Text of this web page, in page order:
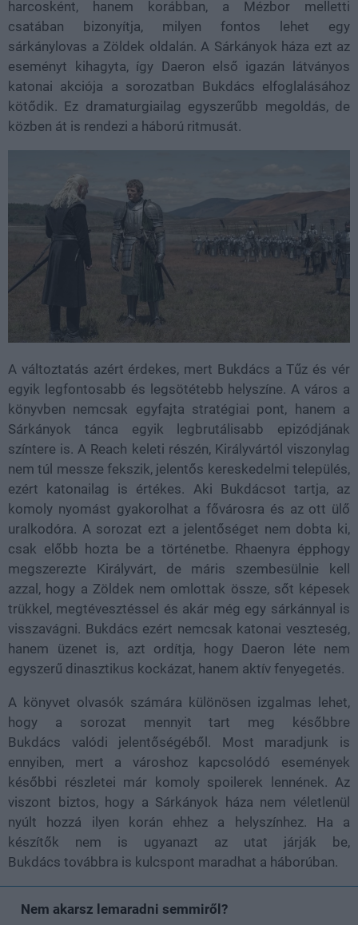
harcosként, hanem korábban, a Mézbor melletti
csatában bizonyítja, milyen fontos lehet egy
sárkánylovas a Zöldek oldalán. A Sárkányok háza ezt az
eseményt kihagyta, így Daeron első igazán látványos
katonai akciója a sorozatban Bukdács elfoglalásához
kötődik. Ez dramaturgiailag egyszerűbb megoldás, de
közben át is rendezi a háború ritmusát.
A változtatás azért érdekes, mert Bukdács a Tűz és vér
egyik legfontosabb és legsötétebb helyszíne. A város a
könyvben nemcsak egyfajta stratégiai pont, hanem a
Sárkányok tánca egyik legbrutálisabb epizódjának
színtere is. A Reach keleti részén, Királyvártól viszonylag
nem túl messze fekszik, jelentős kereskedelmi település,
ezért katonailag is értékes. Aki Bukdácsot tartja, az
komoly nyomást gyakorolhat a fővárosra és az ott ülő
uralkodóra. A sorozat ezt a jelentőséget nem dobta ki,
csak előbb hozta be a történetbe. Rhaenyra épphogy
megszerezte Királyvárt, de máris szembesülnie kell
azzal, hogy a Zöldek nem omlottak össze, sőt képesek
trükkel, megtévesztéssel és akár még egy sárkánnyal is
visszavágni. Bukdács ezért nemcsak katonai veszteség,
hanem üzenet is, azt ordítja, hogy Daeron léte nem
egyszerű dinasztikus kockázat, hanem aktív fenyegetés.
A könyvet olvasók számára különösen izgalmas lehet,
hogy a sorozat mennyit tart meg későbbre
Bukdács valódi jelentőségéből. Most maradjunk is
ennyiben, mert a városhoz kapcsolódó események
későbbi részletei már komoly spoilerek lennének. Az
viszont biztos, hogy a Sárkányok háza nem véletlenül
nyúlt hozzá ilyen korán ehhez a helyszínhez. Ha a
készítők nem is ugyanazt az utat járják be,
Bukdács továbbra is kulcspont maradhat a háborúban.
Nem akarsz lemaradni semmiről?